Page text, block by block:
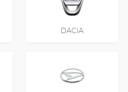
DACIA